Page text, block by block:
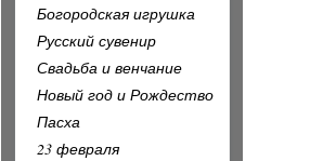
Богородская игрушка
Русский сувенир
Свадьба и венчание
Новый год и Рождество
Пасха
23 февраля